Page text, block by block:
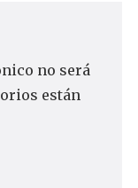
no será
están